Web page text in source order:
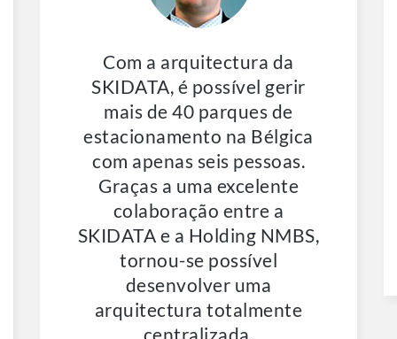
Com a arquitectura da
SKIDATA, é possível gerir
mais de 40 parques de
estacionamento na Bélgica
com apenas seis pessoas.
Graças a uma excelente
colaboração entre a
SKIDATA e a Holding NMBS,
tornou-se possível
desenvolver uma
arquitectura totalmente
centralizada.